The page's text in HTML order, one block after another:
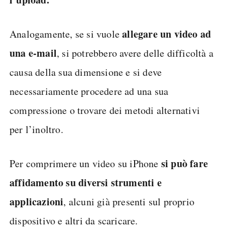
Analogamente, se si vuoleallegare un video ad
una e-mail, si potrebbero avere delle difficoltà a
causa della sua dimensione e si deve
necessariamente procedere ad una sua
compressione o trovare dei metodi alternativi
per l’inoltro.
Per comprimere un video su iPhone si può fare
affidamento su diversi strumenti e
applicazioni, alcuni già presenti sul proprio
dispositivo e altri da scaricare.